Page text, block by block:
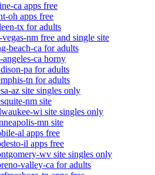
ca apps free
oh apps free
tx for adults
nm free and single site
beach-ca for adults
ca horny
pa for adults
tn for adults
az site singles only
nm site
wi site singles only
mn site
al apps free
il apps free
wv site singles only
valley-ca for adults